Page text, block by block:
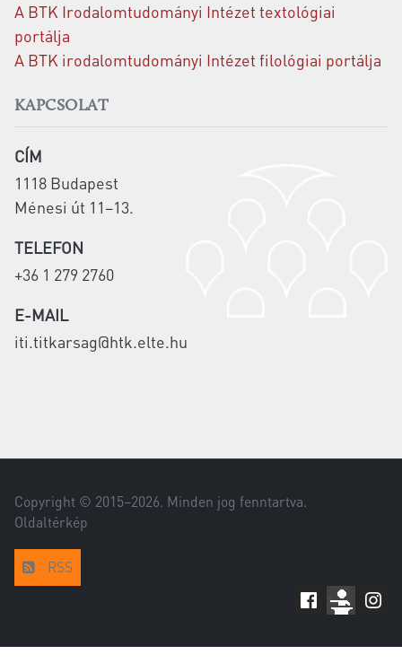
A BTK Irodalomtudományi Intézet textológiai
portálja
A BTK irodalomtudományi Intézet filológiai portálja
KAPCSOLAT
CÍM
1118 Budapest
Ménesi út 11–13.
TELEFON
+36 1 279 2760
E-MAIL
iti.titkarsag@htk.elte.hu
Copyright © 2015–2026. Minden jog fenntartva.
Oldaltérkép
RSS